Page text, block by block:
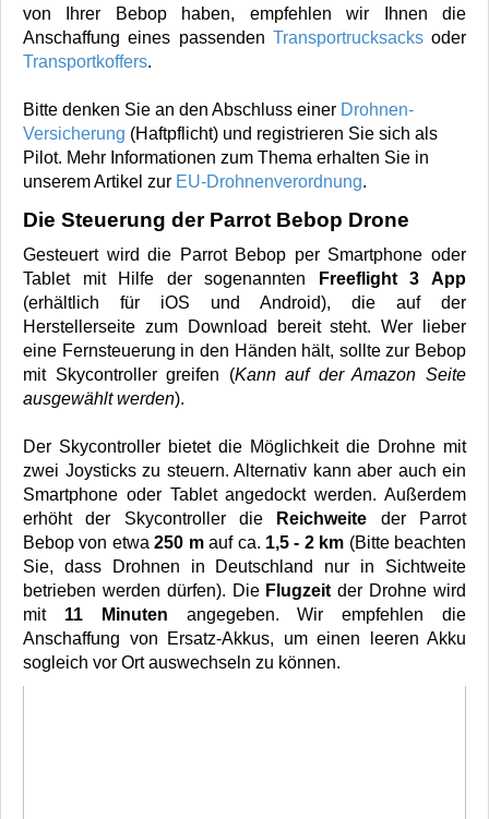
von Ihrer Bebop haben, empfehlen wir Ihnen die
Anschaffung eines passenden Transportrucksacksoder
Transportkoffers.
Bitte denken Sie an den Abschluss einer Drohnen-
Versicherung (Haftpflicht) und registrieren Sie sich als
Pilot. Mehr Informationen zum Thema erhalten Sie in
unserem Artikel zur EU-Drohnenverordnung.
Die Steuerung der Parrot Bebop Drone
Gesteuert wird die Parrot Bebop per Smartphone oder
Tablet mit Hilfe der sogenannten
Freeflight 3 App
(erhältlich für iOS und Android), die auf der
Herstellerseite zum Download bereit steht. Wer lieber
eine Fernsteuerung in den Händen hält, sollte zur Bebop
mit Skycontroller greifen (Kann auf der Amazon Seite
ausgewählt werden).
Der Skycontroller bietet die Möglichkeit die Drohne mit
zwei Joysticks zu steuern. Alternativ kann aber auch ein
Smartphone oder Tablet angedockt werden. Außerdem
erhöht der Skycontroller die
Reichweite der Parrot
Bebop von etwa250 mauf ca. 1,5 - 2 km (Bitte beachten
Sie, dass Drohnen in Deutschland nur in Sichtweite
betrieben werden dürfen). Die Flugzeit der Drohne wird
mit 11 Minuten angegeben. Wir empfehlen die
Anschaffung von Ersatz-Akkus, um einen leeren Akku
sogleich vor Ort auswechseln zu können.